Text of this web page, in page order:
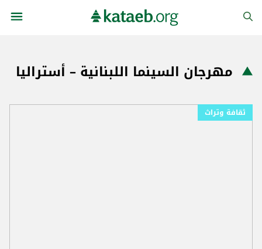
مهرجان السينما اللبنانية – أستراليا
ثقافة وتراث